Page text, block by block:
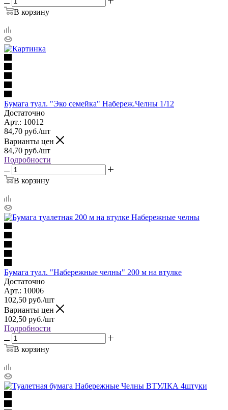
В корзину
Бумага туал. "Эко семейка" Набереж.Челны 1/12
Достаточно
Арт.: 10012
84,70 руб./шт
Варианты цен
84,70 руб./шт
Подробности
В корзину
Бумага туал. "Набережные челны" 200 м на втулке
Достаточно
Арт.: 10006
102,50 руб./шт
Варианты цен
102,50 руб./шт
Подробности
В корзину